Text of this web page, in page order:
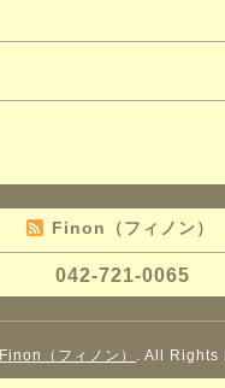
Finon（フィノン）
042-721-0065
Finon（フィノン） . All Rights